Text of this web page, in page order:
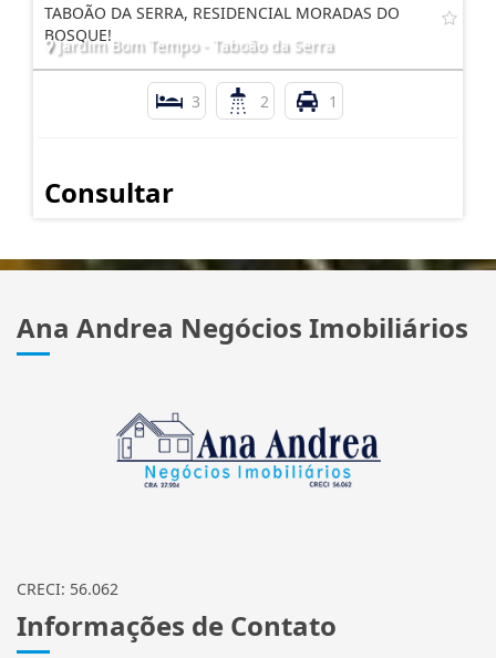
TABOÃO DA SERRA, RESIDENCIAL MORADAS DO
BOSQUE!
Jardim Bom Tempo - Taboão da Serra
3 2 1
Consultar
Ana Andrea Negócios Imobiliários
CRECI: 56.062
Informações de Contato